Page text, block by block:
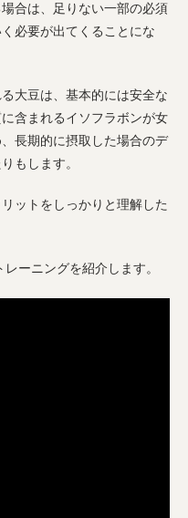
合は、足りない一部の必須
必要が出てくることにな
大豆は、基本的には安全な
含まれるイソフラボンが女
長期的に摂取した場合のデ
もします。
ットをしっかりと理解した
ーニングを紹介します。